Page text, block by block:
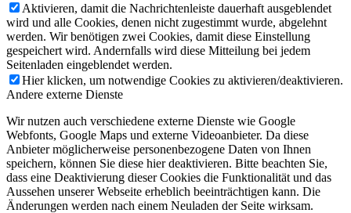
Aktivieren, damit die Nachrichtenleiste dauerhaft ausgeblendet
wird und alle Cookies, denen nicht zugestimmt wurde, abgelehnt
werden. Wir benötigen zwei Cookies, damit diese Einstellung
gespeichert wird. Andernfalls wird diese Mitteilung bei jedem
Seitenladen eingeblendet werden.
Hier klicken, um notwendige Cookies zu aktivieren/deaktivieren.
Andere externe Dienste
Wir nutzen auch verschiedene externe Dienste wie Google
Webfonts, Google Maps und externe Videoanbieter. Da diese
Anbieter möglicherweise personenbezogene Daten von Ihnen
speichern, können Sie diese hier deaktivieren. Bitte beachten Sie,
dass eine Deaktivierung dieser Cookies die Funktionalität und das
Aussehen unserer Webseite erheblich beeinträchtigen kann. Die
Änderungen werden nach einem Neuladen der Seite wirksam.